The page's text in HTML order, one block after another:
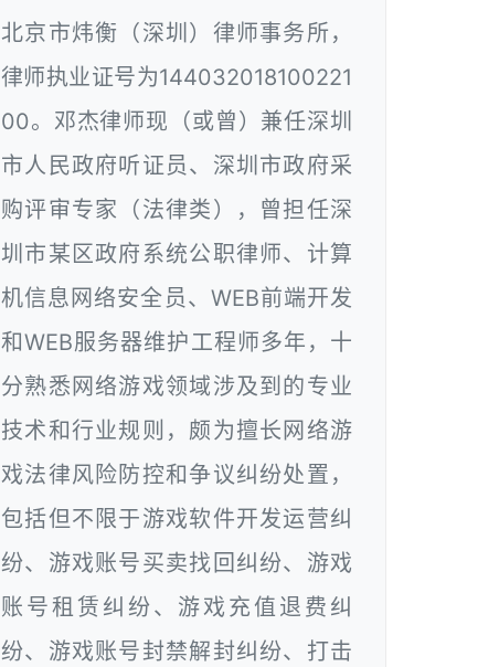
北京市炜衡（深圳）律师事务所，
律师执业证号为144032018100221
00。邓杰律师现（或曾）兼任深圳
市人民政府听证员、深圳市政府采
购评审专家（法律类），曾担任深
圳市某区政府系统公职律师、计算
机信息网络安全员、WEB前端开发
和WEB服务器维护工程师多年，十
分熟悉网络游戏领域涉及到的专业
技术和行业规则，颇为擅长网络游
戏法律风险防控和争议纠纷处置，
包括但不限于游戏软件开发运营纠
纷、游戏账号买卖找回纠纷、游戏
账号租赁纠纷、游戏充值退费纠
纷、游戏账号封禁解封纠纷、打击